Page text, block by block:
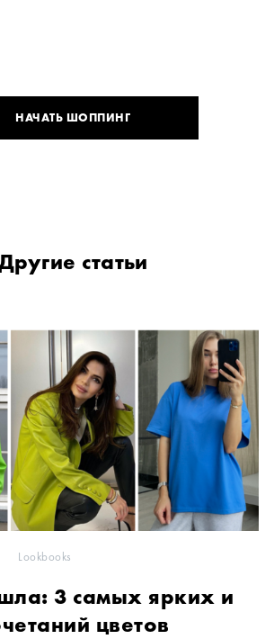
НАЧАТЬ ШОППИНГ
статьи
Lookbooks
3 самых ярких и
цветов